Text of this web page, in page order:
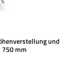
und
mm